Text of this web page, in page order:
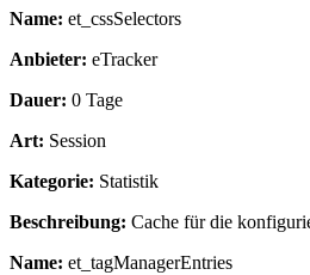
Name: et_cssSelectors
Anbieter: eTracker
Dauer: 0 Tage
Art: Session
Kategorie: Statistik
Beschreibung: Cache für die
Name: et_tagManagerEntries